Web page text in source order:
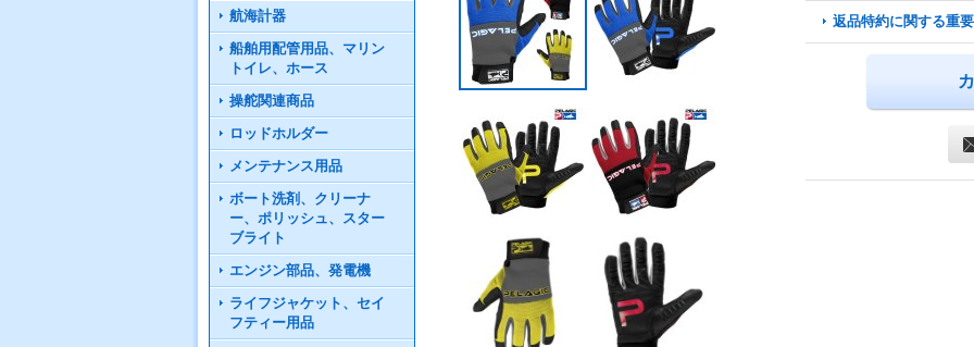
航海計器
船舶用配管用品、マリン
トイレ、ホース
操舵関連商品
ロッドホルダー
メンテナンス用品
ボート洗剤、クリーナ
ー、ポリッシュ、スター
ブライト
エンジン部品、発電機
ライフジャケット、セイ
フティー用品
返品特約に関する重